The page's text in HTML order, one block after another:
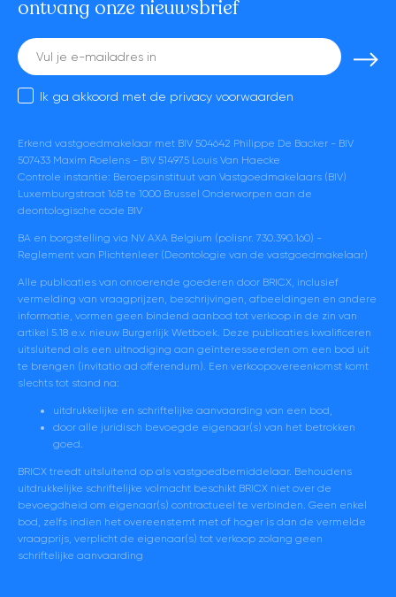
ontvang onze nieuwsbrief
E-
mail
Ik ga akkoord met de privacy voorwaarden
Erkend vastgoedmakelaar met BIV 504642 Philippe De Backer - BIV
507433 Maxim Roelens - BIV 514975 Louis Van Haecke
Controle instantie: Beroepsinstituut van Vastgoedmakelaars (BIV)
Luxemburgstraat 16B te 1000 Brussel Onderworpen aan de
deontologische code BIV
BA en borgstelling via NV AXA Belgium (polisnr. 730.390.160) -
Reglement van Plichtenleer (Deontologie van de vastgoedmakelaar)
Alle publicaties van onroerende goederen door BRICX, inclusief
vermelding van vraagprijzen, beschrijvingen, afbeeldingen en andere
informatie, vormen geen bindend aanbod tot verkoop in de zin van
artikel 5.18 e.v. nieuw Burgerlijk Wetboek. Deze publicaties kwalificeren
uitsluitend als een uitnodiging aan geïnteresseerden om een bod uit
te brengen (invitatio ad offerendum). Een verkoopovereenkomst komt
slechts tot stand na:
uitdrukkelijke en schriftelijke aanvaarding van een bod,
door alle juridisch bevoegde eigenaar(s) van het betrokken
goed.
BRICX treedt uitsluitend op als vastgoedbemiddelaar. Behoudens
uitdrukkelijke schriftelijke volmacht beschikt BRICX niet over de
bevoegdheid om eigenaar(s) contractueel te verbinden. Geen enkel
bod, zelfs indien het overeenstemt met of hoger is dan de vermelde
vraagprijs, verplicht de eigenaar(s) tot verkoop zolang geen
schriftelijke aanvaarding